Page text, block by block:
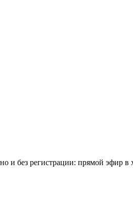
и без регистрации: прямой эфир в